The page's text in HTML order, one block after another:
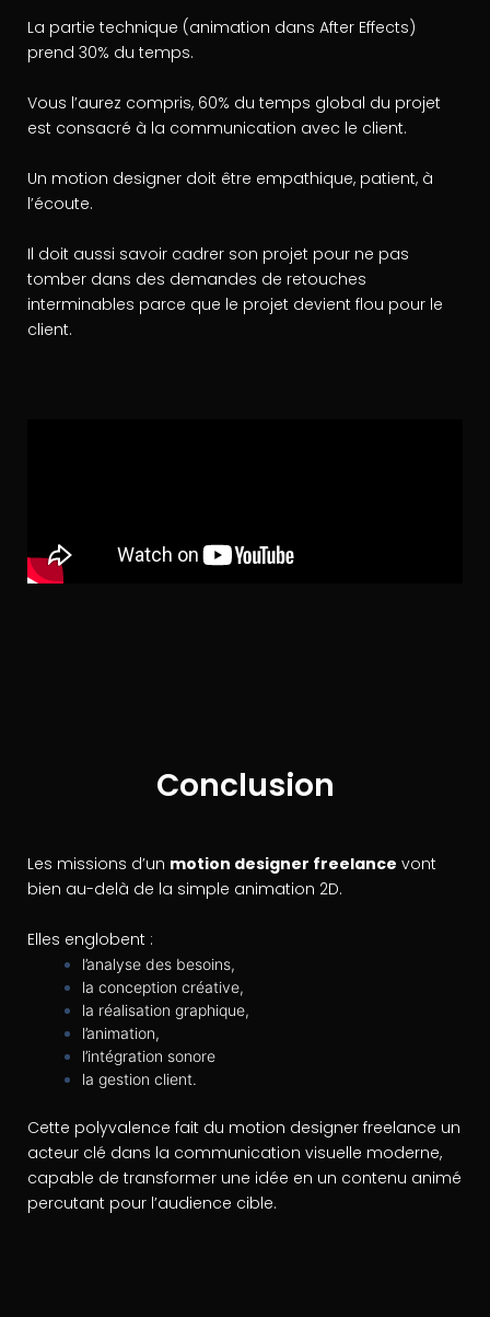
La partie technique (animation dans After Effects)
prend 30% du temps.
Vous l’aurez compris, 60% du temps global du projet
est consacré à la communication avec le client.
Un motion designer doit être empathique, patient, à
l’écoute.
Il doit aussi savoir cadrer son projet pour ne pas
tomber dans des demandes de retouches
interminables parce que le projet devient flou pour le
client.
Conclusion
Les missions d’un motion designer freelance vont
bien au-delà de la simple animation 2D.
Elles englobent :
l’analyse des besoins,
la conception créative,
la réalisation graphique,
l’animation,
l’intégration sonore
la gestion client.
Cette polyvalence fait du motion designer freelance un
acteur clé dans la communication visuelle moderne,
capable de transformer une idée en un contenu animé
percutant pour l’audience cible.